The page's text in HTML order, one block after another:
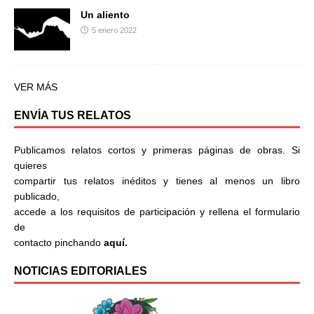
Un aliento
5 enero 2022
VER MÁS
ENVÍA TUS RELATOS
Publicamos relatos cortos y primeras páginas de obras. Si
quieres
compartir tus relatos inéditos y tienes al menos un libro
publicado,
accede a los requisitos de participación y rellena el formulario
de
contacto pinchando aquí.
NOTICIAS EDITORIALES